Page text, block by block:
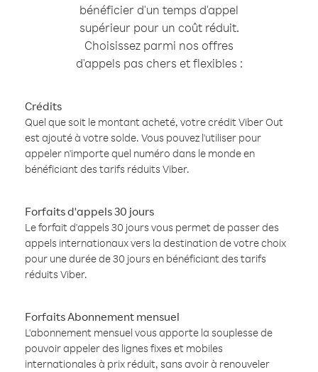
bénéficier d'un temps d'appel
supérieur pour un coût réduit.
Choisissez parmi nos offres
d'appels pas chers et flexibles :
Crédits
Quel que soit le montant acheté, votre crédit Viber Out
est ajouté à votre solde. Vous pouvez l'utiliser pour
appeler n'importe quel numéro dans le monde en
bénéficiant des tarifs réduits Viber.
Forfaits d'appels 30 jours
Le forfait d'appels 30 jours vous permet de passer des
appels internationaux vers la destination de votre choix
pour une durée de 30 jours en bénéficiant des tarifs
réduits Viber.
Forfaits Abonnement mensuel
L'abonnement mensuel vous apporte la souplesse de
pouvoir appeler des lignes fixes et mobiles
internationales à prix réduit, sans avoir à renouveler